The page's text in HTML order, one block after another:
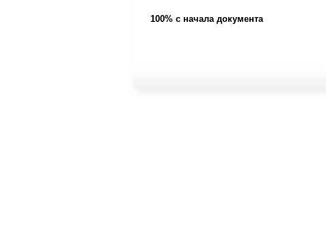
100% с начала документа